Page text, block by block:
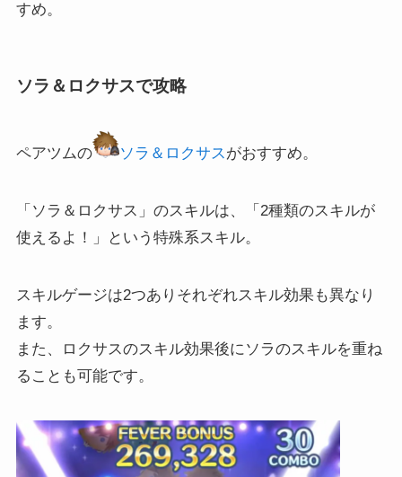
すめ。
ソラ＆ロクサスで攻略
ペアツムの ソラ＆ロクサスがおすすめ。
「ソラ＆ロクサス」のスキルは、「2種類のスキルが
使えるよ！」という特殊系スキル。
スキルゲージは2つありそれぞれスキル効果も異なり
ます。
また、ロクサスのスキル効果後にソラのスキルを重ね
ることも可能です。